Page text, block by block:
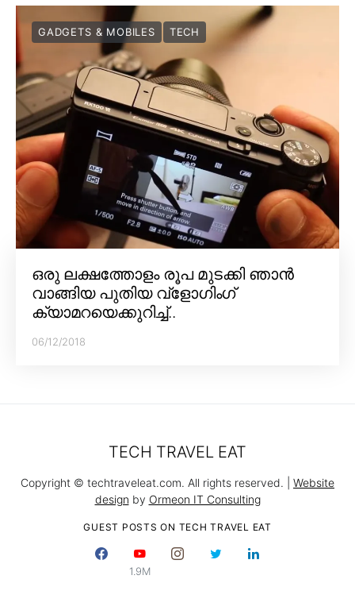
GADGETS & MOBILES TECH
ഒരു ലക്ഷത്തോളം രൂപ മുടക്കി ഞാൻ
വാങ്ങിയ പുതിയ വ്‌ളോഗിംഗ്
ക്യാമറയെക്കുറിച്ച്..
06/12/2018
GUEST POSTS ON TECH TRAVEL EAT
1.9M
TECH TRAVEL EAT
Copyright © techtraveleat.com. All rights reserved. | Website
design by Ormeon IT Consulting